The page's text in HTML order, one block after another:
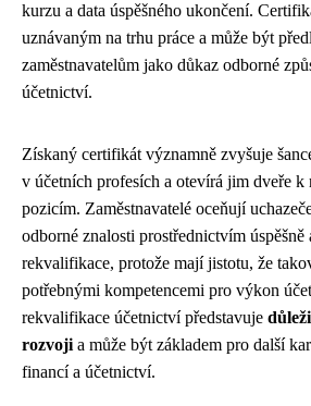
kurzu a data úspěšného ukončení.
uznávaným na trhu práce a může být
zaměstnavatelům jako důkaz odborné
účetnictví.
Získaný certifikát významně zvyšuje
v účetních profesích a otevírá jim dveře
pozicím. Zaměstnavatelé oceňují
odborné znalosti prostřednictvím úspěšně
rekvalifikace, protože mají jistotu, že
potřebnými kompetencemi pro výkon
rekvalifikace účetnictví představuje
rozvoji a může být základem pro další
financí a účetnictví.